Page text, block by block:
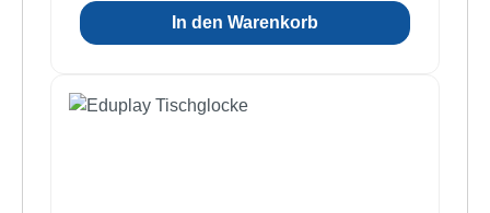
In den Warenkorb